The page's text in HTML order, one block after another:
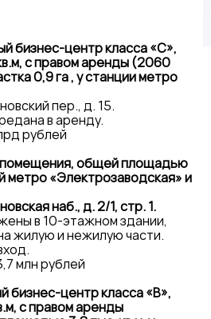
бизнес-центр класса «С»,
с правом аренды (2060
0,9 га , у станции метро
пер., д. 15.
в аренду.
рублей
общей площадью
метро «Электрозаводская» и
наб., д. 2/1, стр. 1.
в 10-этажном здании,
жилую и нежилую части.
млн рублей
бизнес-центр класса «В»,
с правом аренды